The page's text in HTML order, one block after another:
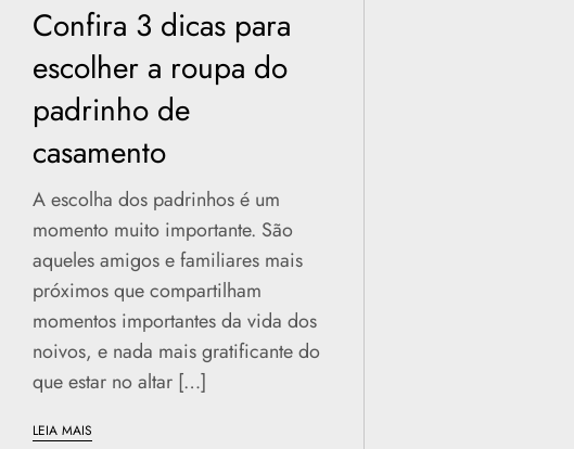
Confira 3 dicas para
escolher a roupa do
padrinho de
casamento
A escolha dos padrinhos é um
momento muito importante. São
aqueles amigos e familiares mais
próximos que compartilham
momentos importantes da vida dos
noivos, e nada mais gratificante do
que estar no altar […]
LEIA MAIS